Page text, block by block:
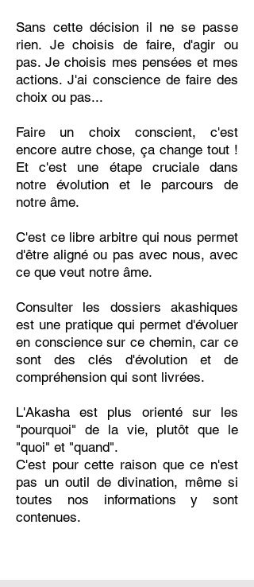
Sans cette décision il ne se passe
rien. Je choisis de faire, d'agir ou
pas. Je choisis mes pensées et mes
actions. J'ai conscience de faire des
choix ou pas...
Faire un choix conscient, c'est
encore autre chose, ça change tout !
Et c'est une étape cruciale dans
notre évolution et le parcours de
notre âme.
C'est ce libre arbitre qui nous permet
d'être aligné ou pas avec nous, avec
ce que veut notre âme.
Consulter les dossiers akashiques
est une pratique qui permet d'évoluer
en conscience sur ce chemin, car ce
sont des clés d'évolution et de
compréhension qui sont livrées.
L'Akasha est plus orienté sur les
"pourquoi" de la vie, plutôt que le
"quoi" et "quand".
C'est pour cette raison que ce n'est
pas un outil de divination, même si
toutes nos informations y sont
contenues.